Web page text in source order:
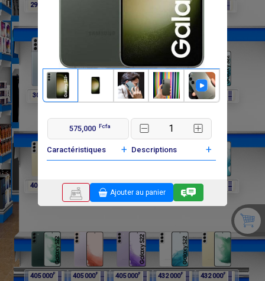
575,000 Fcfa
Caractéristiques + Descriptions +
Ajouter au panier
291 600 302 400F
302 400 F 297 000F 297 000F 297 000 405 000
405 000 405 000 F F 405 000F 405 000
405 000F 405 000F 405 000F 432 000F 432 000F